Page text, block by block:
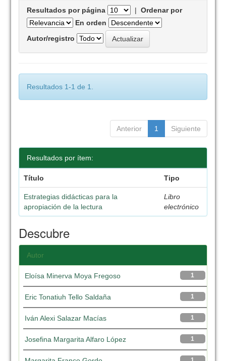
Resultados por página |Ordenar por
En orden
Autor/registro
Resultados 1-1 de 1.
Anterior 1 Siguiente
Resultados por ítem:
Título Tipo
Estrategias didácticas para la
apropiación de la lectura
Libro
electrónico
Descubre
Autor
1
Eloísa Minerva Moya Fregoso
1
Eric Tonatiuh Tello Saldaña
1
Iván Alexi Salazar Macías
1
Josefina Margarita Alfaro López